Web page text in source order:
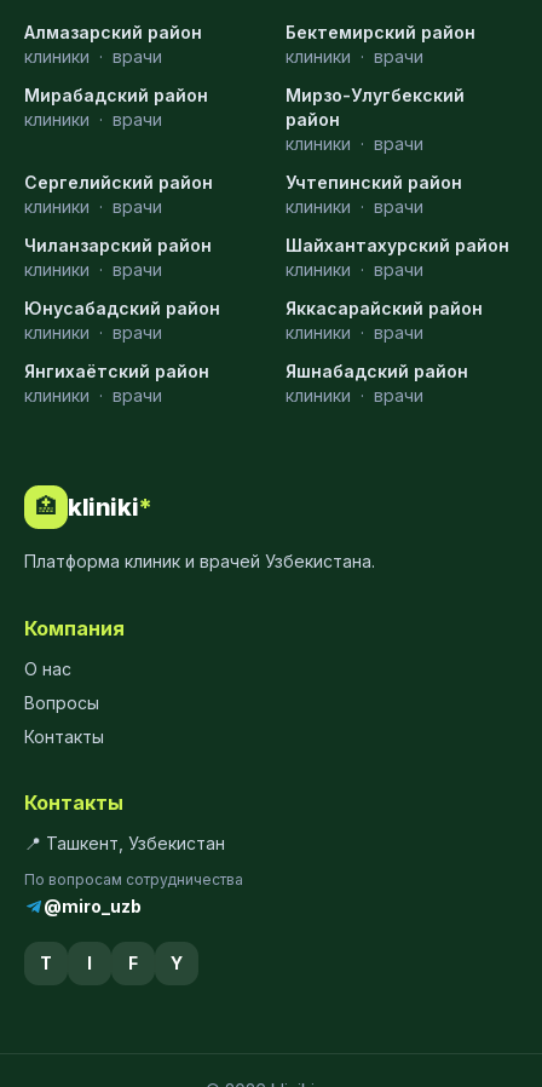
Алмазарский район
клиники · врачи
Бектемирский район
клиники · врачи
Мирабадский район
клиники · врачи
Мирзо-Улугбекский
район
клиники · врачи
Сергелийский район
клиники · врачи
Учтепинский район
клиники · врачи
Чиланзарский район
клиники · врачи
Шайхантахурский район
клиники · врачи
Юнусабадский район
клиники · врачи
Яккасарайский район
клиники · врачи
Янгихаётский район
клиники · врачи
Яшнабадский район
клиники · врачи
🏥 kliniki*
Платформа клиник и врачей Узбекистана.
Компания
О нас
Вопросы
Контакты
Контакты
📍 Ташкент, Узбекистан
По вопросам сотрудничества
@miro_uzb
T I F Y